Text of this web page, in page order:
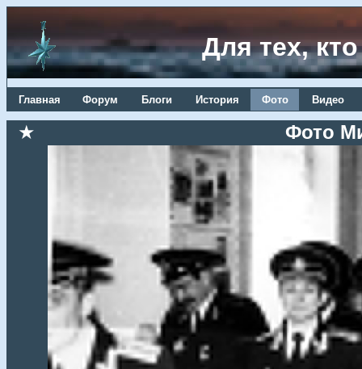
Для тех,
Главная Форум Блоги История Фото Видео
★ Фото